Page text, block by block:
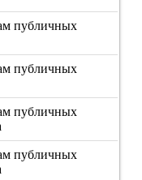
публичных
публичных
публичных
публичных